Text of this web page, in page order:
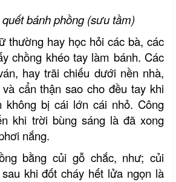
bánh phồng (sưu tầm)
thường hay học hỏi các bà, các
chồng khéo tay làm bánh. Các
hay trãi chiếu dưới nền nhà,
cẩn thận sao cho đều tay khi
không bị cái lớn cái nhỏ. Công
khi trời bùng sáng là đã xong
nắng.
bằng củi gỗ chắc, như; củi
khi đốt cháy hết lửa ngọn là